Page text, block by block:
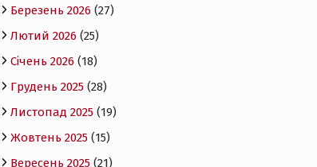
Березень 2026 (27)
Лютий 2026 (25)
Січень 2026 (18)
Грудень 2025 (28)
Листопад 2025 (19)
Жовтень 2025 (15)
Вересень 2025 (21)